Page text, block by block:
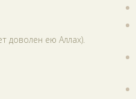
доволен ею Аллах).